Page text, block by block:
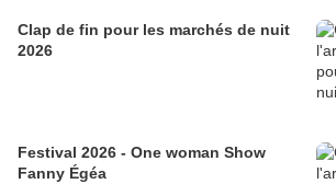
Clap de fin pour les marchés de nuit
2026
Festival 2026 - One woman Show
Fanny Égéa